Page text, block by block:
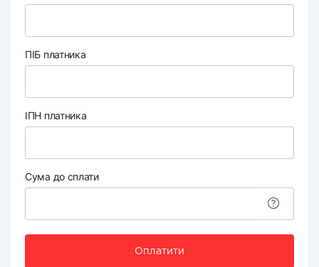
ПІБ платника
ІПН платника
Сума до сплати
Оплатити